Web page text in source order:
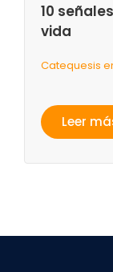
10
vida
Catequesis
Leer